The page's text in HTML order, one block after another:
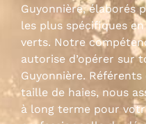
Guyonnière, élaborés
les plus spécifiques en
verts. Notre
autorise d’opérer sur
Guyonnière.
taille de haies, nous
à long terme pour